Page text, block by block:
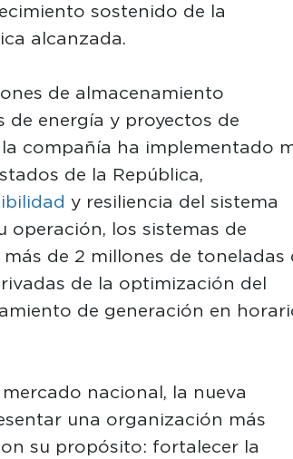
sostenido de la
alcanzada.
de almacenamiento
de energía y proyectos de
compañía ha implementado
de la República,
y resiliencia del sistema
operación, los sistemas de
de 2 millones de toneladas
de la optimización del
de generación en
nacional, la nueva
una organización más
su propósito: fortalecer la